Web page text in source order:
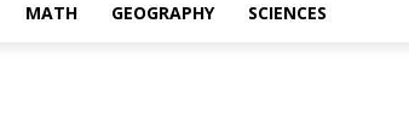
MATH GEOGRAPHY SCIENCES